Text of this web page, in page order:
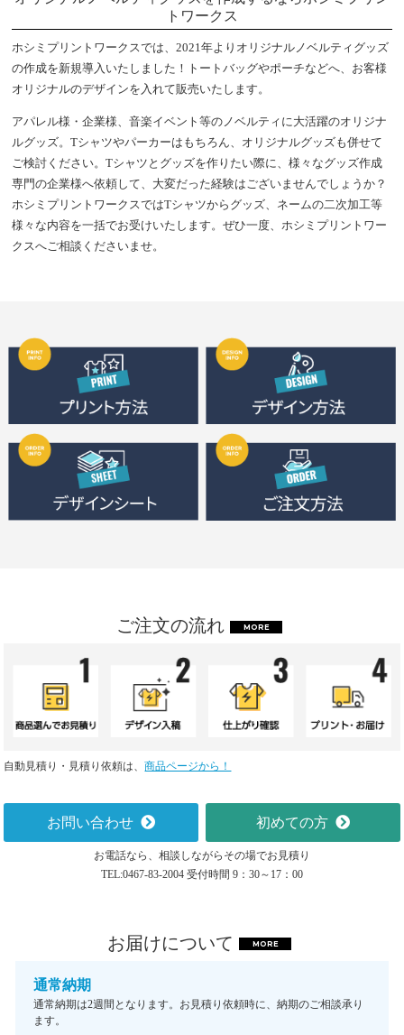
トワークス
ホシミプリントワークスでは、2021年よりオリジナルノベルティグッズ
の作成を新規導入いたしました！トートバッグやポーチなどへ、お客様
オリジナルのデザインを入れて販売いたします。
アパレル様・企業様、音楽イベント等のノベルティに大活躍のオリジナ
ルグッズ。Tシャツやパーカーはもちろん、オリジナルグッズも併せて
ご検討ください。Tシャツとグッズを作りたい際に、様々なグッズ作成
専門の企業様へ依頼して、大変だった経験はございませんでしょうか？
ホシミプリントワークスではTシャツからグッズ、ネームの二次加工等
様々な内容を一括でお受けいたします。ぜひ一度、ホシミプリントワー
クスへご相談くださいませ。
ご注文の流れ MORE
自動見積り・見積り依頼は、商品ページから！
お問い合わせ 初めての方
お電話なら、相談しながらその場でお見積り
TEL:0467-83-2004 受付時間 9：30～17：00
お届けについて MORE
通常納期
通常納期は2週間となります。お見積り依頼時に、納期のご相談承り
ます。